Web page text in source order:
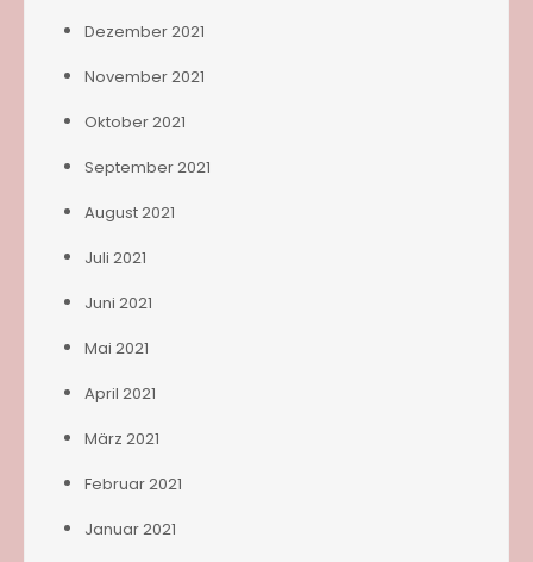
Dezember 2021
November 2021
Oktober 2021
September 2021
August 2021
Juli 2021
Juni 2021
Mai 2021
April 2021
März 2021
Februar 2021
Januar 2021